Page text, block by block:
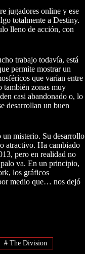
jugadores online y ese
totalmente a Destiny.
lleno de acción, con
trabajo todavía, está
permite mostrar un
que varían entre
zonas muy
casi abandonado o, lo
desarrollan un buen
misterio. Su desarrollo
atractivo. Ha cambiado
pero en realidad no
palo va. En un principio,
los gráficos
medio que… nos dejó
# The Division